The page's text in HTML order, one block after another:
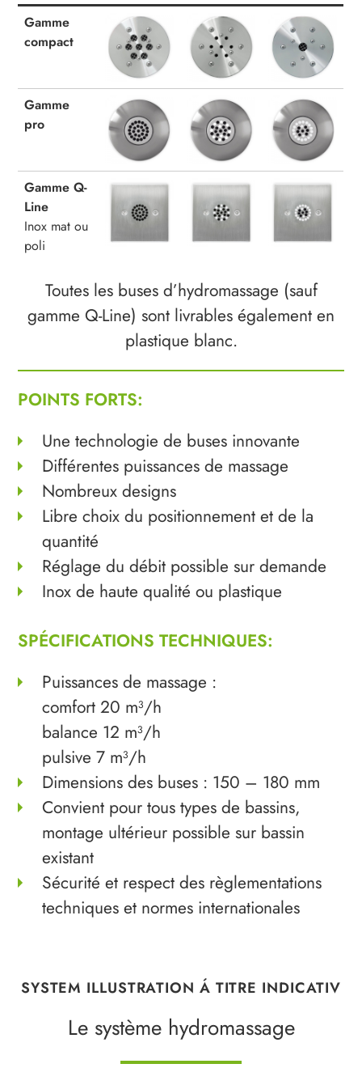
Gamme
compact
Gamme
pro
Gamme Q-
Line
Inox mat ou
poli
Toutes les buses d’hydromassage (sauf
gamme Q-Line) sont livrables également en
plastique blanc.
POINTS FORTS:
Une technologie de buses innovante
Différentes puissances de massage
Nombreux designs
Libre choix du positionnement et de la
quantité
Réglage du débit possible sur demande
Inox de haute qualité ou plastique
SPÉCIFICATIONS TECHNIQUES:
Puissances de massage :
comfort 20 m³/h
balance 12 m³/h
pulsive 7 m³/h
Dimensions des buses : 150 – 180 mm
Convient pour tous types de bassins,
montage ­ultérieur possible sur bassin
existant
Sécurité et respect des règlementations
techniques et normes internationales
SYSTEM ILLUSTRATION Á TITRE INDICATIV
Le système hydromassage